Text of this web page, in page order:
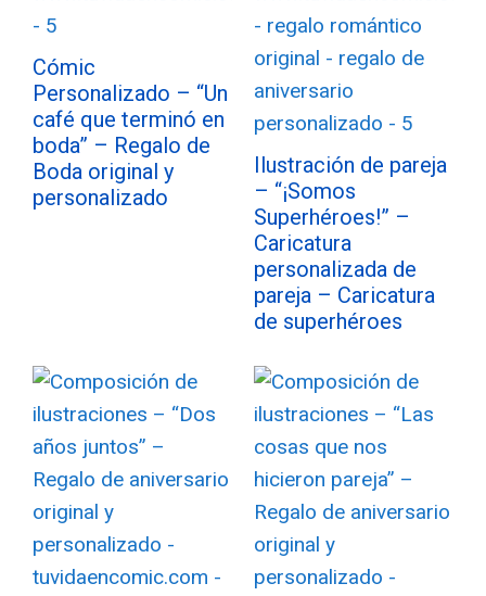
Cómic
Personalizado – “Un
café que terminó en
boda” – Regalo de
Boda original y
personalizado
Ilustración de pareja
– “¡Somos
Superhéroes!” –
Caricatura
personalizada de
pareja – Caricatura
de superhéroes